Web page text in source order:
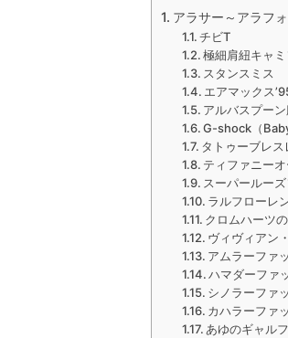
アラサー～アラフ
チビT
極細肩紐キャ
スタンスミス
エアマックス
アルバスプー
G-shock（
タトゥーブレス
ティファニー
スーパールー
ラルフローレ
クロムハーツ
ヴィヴィアン
アムラーファ
ハマダーファ
シノラーファ
カハラーファ
あゆのギャル